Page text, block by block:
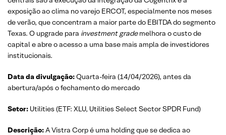
exposição ao clima no varejo ERCOT, especialmente nos meses
de verão, que concentram a maior parte do EBITDA do segmento
Texas. O upgrade para investment grademelhora o custo de
capital e abre o acesso a uma base mais ampla de investidores
institucionais.
Data da divulgação:Quarta-feira (14/04/2026), antes da
abertura/após o fechamento do mercado
Setor: Utilities (ETF: XLU, Utilities Select Sector SPDR Fund)
Descrição:A Vistra Corp é uma holding que se dedica ao